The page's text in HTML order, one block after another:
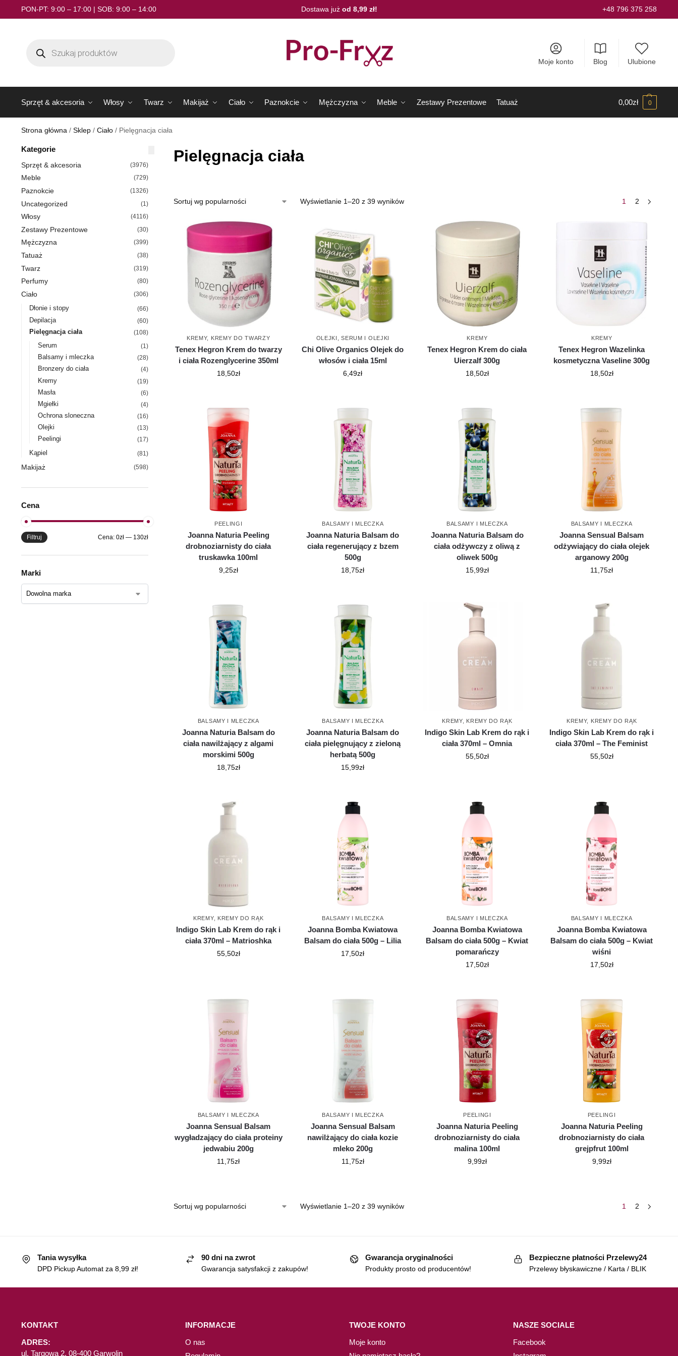
PON-PT: 9:00 – 17:00 | SOB: 9:00 – 14:00 Dostawa już od 8,99 zł! +48 796 375 258
Moje konto Blog Ulubione
Sprzęt & akcesoria Włosy Twarz Makijaż Ciało Paznokcie Mężczyzna Meble Zestawy Prezentowe Tatuaż 0,00zł 0
Strona główna/ Sklep/ Ciało/ Pielęgnacja ciała
Pielęgnacja ciała
Wyświetlanie 1–20 z 39 wyników 1 2
KREMY, KREMY DO TWARZY
Tenex Hegron Krem do twarzy
i ciała Rozenglycerine 350ml
18,50zł
OLEJKI ,SERUM I OLEJKI
Chi Olive Organics Olejek do
włosów i ciała 15ml
6,49zł
KREMY
Tenex Hegron Krem do ciała
Uierzalf 300g
18,50zł
KREMY
Tenex Hegron Wazelinka
kosmetyczna Vaseline 300g
18,50zł
PEELINGI
Joanna Naturia Peeling
drobnoziarnisty do ciała
truskawka 100ml
9,25zł
BALSAMY I MLECZKA
Joanna Naturia Balsam do
ciała regenerujący z bzem
500g
18,75zł
BALSAMY I MLECZKA
Joanna Naturia Balsam do
ciała odżywczy z oliwą z
oliwek 500g
15,99zł
BALSAMY I MLECZKA
Joanna Sensual Balsam
odżywiający do ciała olejek
arganowy 200g
11,75zł
BALSAMY I MLECZKA
Joanna Naturia Balsam do
ciała nawilżający z algami
morskimi 500g
18,75zł
BALSAMY I MLECZKA
Joanna Naturia Balsam do
ciała pielęgnujący z zieloną
herbatą 500g
15,99zł
KREMY, KREMY DO RĄK
Indigo Skin Lab Krem do rąk i
ciała 370ml – Omnia
55,50zł
KREMY, KREMY DO RĄK
Indigo Skin Lab Krem do rąk i
ciała 370ml – The Feminist
55,50zł
KREMY, KREMY DO RĄK
Indigo Skin Lab Krem do rąk i
ciała 370ml – Matrioshka
55,50zł
BALSAMY I MLECZKA
Joanna Bomba Kwiatowa
Balsam do ciała 500g – Lilia
17,50zł
BALSAMY I MLECZKA
Joanna Bomba Kwiatowa
Balsam do ciała 500g – Kwiat
pomarańczy
17,50zł
BALSAMY I MLECZKA
Joanna Bomba Kwiatowa
Balsam do ciała 500g – Kwiat
wiśni
17,50zł
BALSAMY I MLECZKA
Joanna Sensual Balsam
wygładzający do ciała proteiny
jedwabiu 200g
11,75zł
BALSAMY I MLECZKA
Joanna Sensual Balsam
nawilżający do ciała kozie
mleko 200g
11,75zł
PEELINGI
Joanna Naturia Peeling
drobnoziarnisty do ciała
malina 100ml
9,99zł
PEELINGI
Joanna Naturia Peeling
drobnoziarnisty do ciała
grejpfrut 100ml
9,99zł
Wyświetlanie 1–20 z 39 wyników 1 2
Kategorie
Sprzęt & akcesoria (3976)
Meble (729)
Paznokcie (1326)
Uncategorized (1)
Włosy (4116)
Zestawy Prezentowe (30)
Mężczyzna (399)
Tatuaż (38)
Twarz (319)
Perfumy (80)
Ciało (306)
Dłonie i stopy (66)
Depilacja (60)
Pielęgnacja ciała (108)
Serum (1)
Balsamy i mleczka (28)
Bronzery do ciała (4)
Kremy (19)
Masła (6)
Mgiełki (4)
Ochrona sloneczna (16)
Olejki (13)
Peelingi (17)
Kąpiel (81)
Makijaż (598)
Cena
Filtruj Cena: 0zł— 130zł
Marki
Tania wysyłka
DPD Pickup Automat za 8,99 zł!
90 dni na zwrot
Gwarancja satysfakcji z zakupów!
Gwarancja oryginalności
Produkty prosto od producentów!
Bezpieczne płatności Przelewy24
Przelewy błyskawiczne / Karta / BLIK
KONTAKT
ADRES:
ul. Targowa 2, 08-400 Garwolin
INFORMACJE
O nas
TWOJE KONTO
Moje konto
NASZE SOCIALE
Facebook